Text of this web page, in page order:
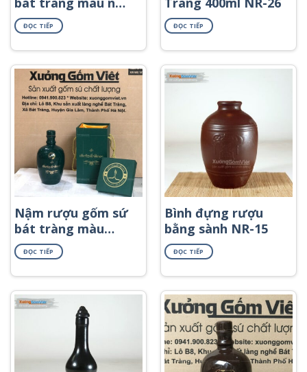
dáng 1 bầu NR-37
ĐỌC TIẾP ĐỌC TIẾP
Nậm rượu gốm sứ
bát tràng màu
xanh ngọc bích in
logo NR-39
ĐỌC TIẾP
Bình đựng rượu
bằng sành NR-15
ĐỌC TIẾP